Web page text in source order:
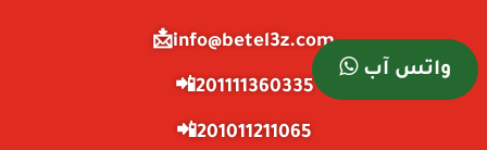
info@betel3z.com📩
201111360335📲
201011211065📲
واتس آب